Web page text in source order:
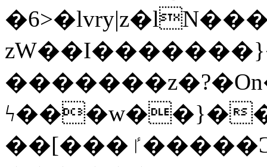
ϟ���w��}�
��[���ٵ�����Ͻ���������x�ս��Apq�����޻�V����O�cp����ٝy{����:�k�ןNݯOOCyx6���&���?